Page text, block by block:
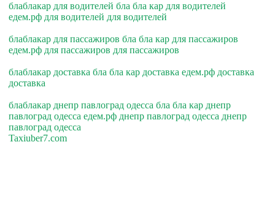
блаблакар для водителей бла бла кар для водителей
едем.рф для водителей для водителей
блаблакар для пассажиров бла бла кар для пассажиров
едем.рф для пассажиров для пассажиров
блаблакар доставка бла бла кар доставка едем.рф доставка
доставка
блаблакар днепр павлоград одесса бла бла кар днепр
павлоград одесса едем.рф днепр павлоград одесса днепр
павлоград одесса
Taxiuber7.com